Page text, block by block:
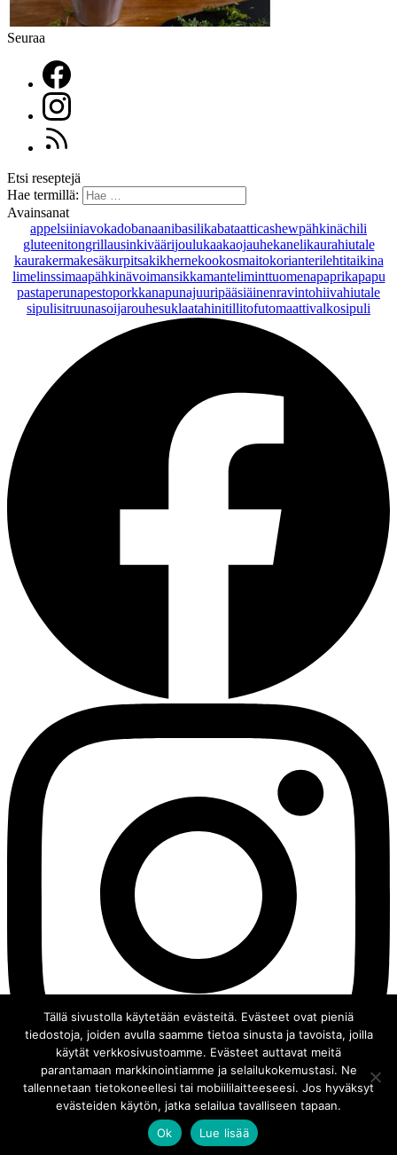
Seuraa
Etsi reseptejä
Hae termillä:
Avainsanat
appelsiiniavokadobanaanibasilikabataatticashewpähkinächili
gluteenitongrillausinkiväärijoulukaakaojauhekanelikaurahiutale
kaurakermakesäkurpitsakikhernekookosmaitokorianterilehtitaikina
limelinssimaapähkinävoimansikkamanteliminttuomenapaprikapapu
pastaperunapestoporkkanapunajuuripääsiäinenravintohiivahiutale
sipulisitruunasoijarouhesuklaatahinitillitofutomaattivalkosipuli
© 2008 - 2026 Chocochili
Tällä sivustolla käytetään evästeitä. Evästeet ovat pieniä
tiedostoja, joiden avulla saamme tietoa sinusta ja tavoista, joilla
käytät verkkosivustoamme. Evästeet auttavat meitä
parantamaan markkinointiamme ja selailukokemustasi. Ne
tallennetaan tietokoneellesi tai mobiililaitteeseesi. Jos hyväksyt
evästeiden käytön, jatka selailua tavalliseen tapaan.
Ok
Lue lisää